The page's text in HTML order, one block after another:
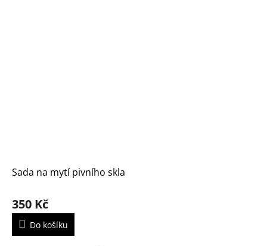
Sada na mytí pivního skla
350 Kč
Do košíku